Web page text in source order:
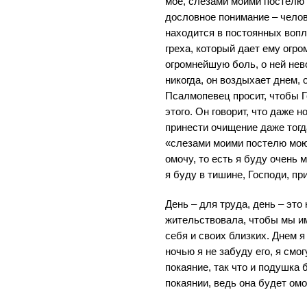
дословное понимание –
находится в постоянных
греха, который дает ему
огромнейшую боль, о ней
никогда, он воздыхает днем,
Псалмопевец просит, чтобы
этого. Он говорит, что даже
принести очищение даже
«слезами моими постелю
омочу, то есть я буду очень
я буду в тишине, Господи,
День – для труда, день –
жительствовала, чтобы мы
себя и своих близких. Днем
ночью я не забуду его, я
покаяние, так что и подушка
покаянии, ведь она будет